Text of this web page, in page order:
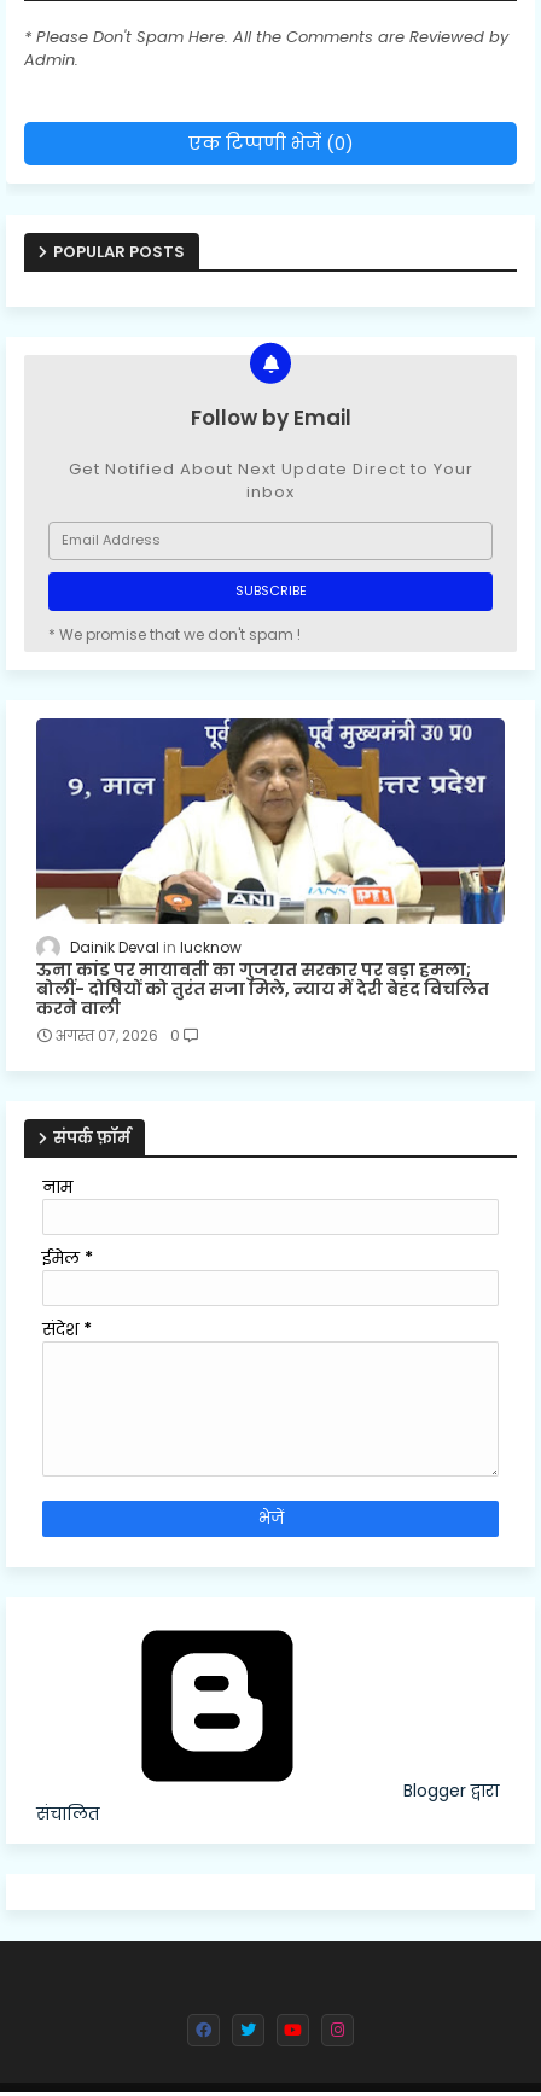
* Please Don't Spam Here. All the Comments are Reviewed by
Admin.
एक टिप्पणी भेजें (0)
POPULAR POSTS
Follow by Email
Get Notified About Next Update Direct to Your
inbox
* We promise that we don't spam !
Dainik Deval lucknow
ऊना कांड पर मायावती का गुजरात सरकार पर बड़ा हमला;
बोलीं- दोषियों को तुरंत सजा मिले, न्याय में देरी बेहद विचलित
करने वाली
अगस्त 07, 2026 0
संपर्क फ़ॉर्म
नाम
ईमेल *
संदेश *
Blogger द्वारा
संचालित